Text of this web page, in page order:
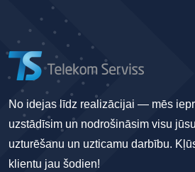
No idejas līdz realizācijai — mēs
uzstādīsim un nodrošināsim visu
uzturēšanu un uzticamu darbību.
klientu jau šodien!